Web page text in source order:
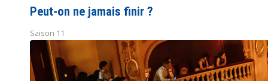
Peut-on ne jamais finir ?
Saison 11